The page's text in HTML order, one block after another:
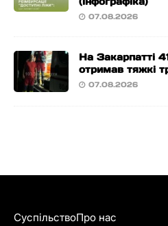
07.08.2026
На Закарпатті
отримав тяжкі
07.08.2026
СуспільствоПро нас